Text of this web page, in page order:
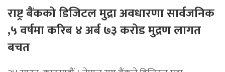
राष्ट्र बैंकको डिजिटल मुद्रा अवधारणा सार्वजनिक
,५ वर्षमा करिब ४ अर्ब ७३ करोड मुद्रण लागत
बचत